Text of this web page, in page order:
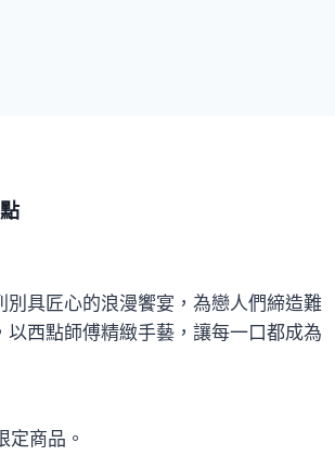
別具匠心的浪漫饗宴，為戀人們締造難
西點師傅精緻手藝，讓每一口都成為
商品。